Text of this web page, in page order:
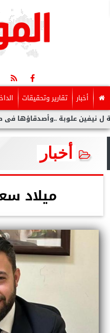
أخبار تقارير وتحقيقات
..وأصدقاؤها فى صيف الأوبرا
أخبار
ميلاد